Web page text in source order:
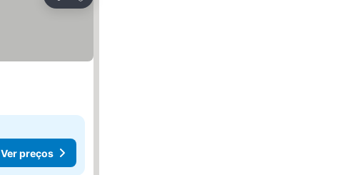
Ver preços